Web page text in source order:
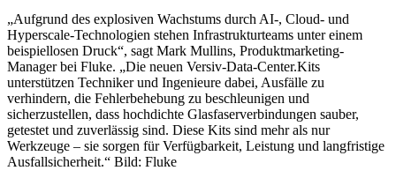
„Aufgrund des explosiven Wachstums durch AI-, Cloud- und
Hyperscale-Technologien stehen Infrastrukturteams unter einem
beispiellosen Druck“, sagt Mark Mullins, Produktmarketing-
Manager bei Fluke. „Die neuen Versiv-Data-Center.Kits
unterstützen Techniker und Ingenieure dabei, Ausfälle zu
verhindern, die Fehlerbehebung zu beschleunigen und
sicherzustellen, dass hochdichte Glasfaserverbindungen sauber,
getestet und zuverlässig sind. Diese Kits sind mehr als nur
Werkzeuge – sie sorgen für Verfügbarkeit, Leistung und langfristige
Ausfallsicherheit.“ Bild: Fluke